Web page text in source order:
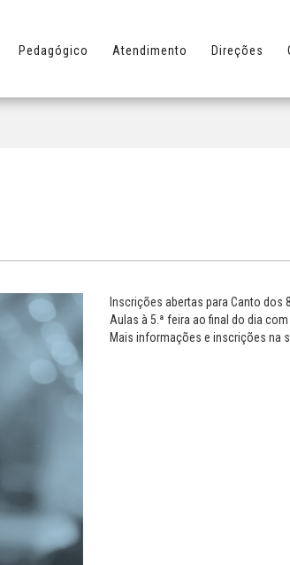
Pedagógico Atendimento Direções
Inscrições abertas para Canto dos
Aulas à 5.ª feira ao final do dia
Mais informações e inscrições na